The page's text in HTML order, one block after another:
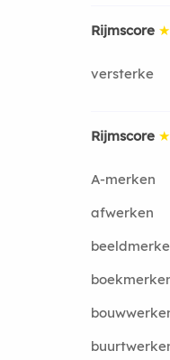
Rijmscore
versterke
Rijmscore ★
A-merken
afwerken